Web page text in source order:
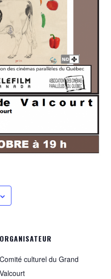
ORGANISATEUR
Comité culturel du Grand
Valcourt